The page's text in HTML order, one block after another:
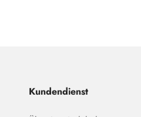
Kundendienst